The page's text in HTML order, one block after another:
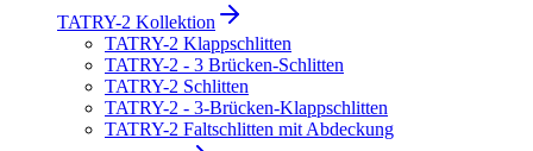
TATRY-2 Kollektion
TATRY-2 Klappschlitten
TATRY-2 - 3 Brücken-Schlitten
TATRY-2 Schlitten
TATRY-2 - 3-Brücken-Klappschlitten
TATRY-2 Faltschlitten mit Abdeckung